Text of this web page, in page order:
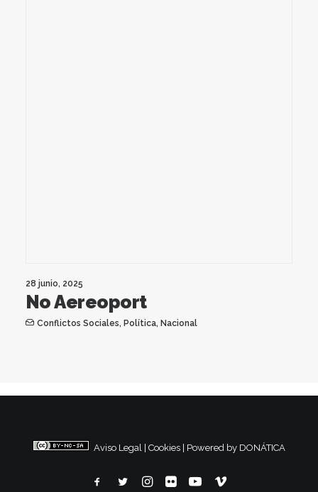
28 junio, 2025
No Aereoport
Conflictos Sociales, Política, Nacional
Aviso Legal Cookies Powered by DONÁTICA